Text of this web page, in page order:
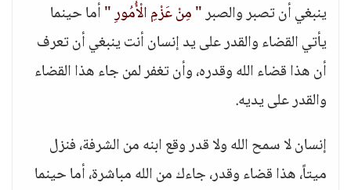
ينبغي أن تصبر والصبر" مِنْ عَزْمِ الْأُمُورِ "أما حينما
يأتي القضاء والقدر على يد إنسان أنت ينبغي أن تعرف
أن هذا قضاء الله وقدره، وأن تغفر لمن جاء هذا القضاء
والقدر على يديه.
إنسان لا سمح الله ولا قدر وقع ابنه من الشرفة، فنزل
ميتاً، هذا قضاء وقدر، جاءك من الله مباشرة، أما حينما